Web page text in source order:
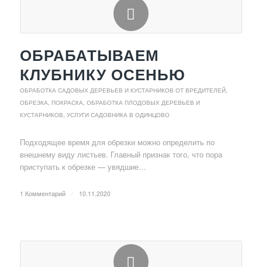
ОБРАБАТЫВАЕМ
КЛУБНИКУ ОСЕНЬЮ
ОБРАБОТКА САДОВЫХ ДЕРЕВЬЕВ И КУСТАРНИКОВ ОТ ВРЕДИТЕЛЕЙ,
ОБРЕЗКА, ПОКРАСКА, ОБРАБОТКА ПЛОДОВЫХ ДЕРЕВЬЕВ И
КУСТАРНИКОВ УСЛУГИ САДОВНИКА В ОДИНЦОВО
Подходящее время для обрезки можно определить по
внешнему виду листьев. Главный признак того, что пора
приступать к обрезке — увядшие…
1 Комментарий 10.11.2020